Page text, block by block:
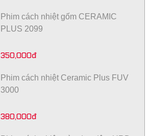
Phim cách nhiệt gốm CERAMIC
PLUS 2099
350,000đ
Phim cách nhiệt Ceramic Plus FUV
3000
380,000đ